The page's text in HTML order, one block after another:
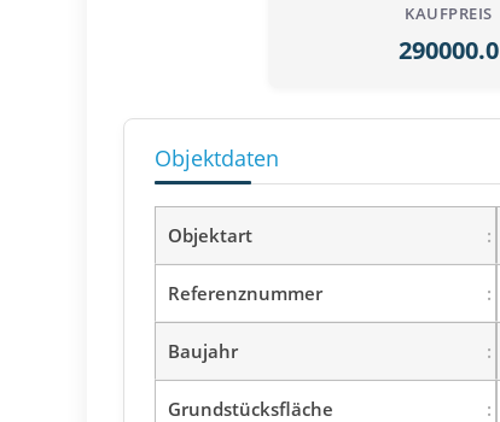
KAUFPREIS
290000.0
Objektdaten
Objektart
Referenznummer
Baujahr
Grundstücksfläche